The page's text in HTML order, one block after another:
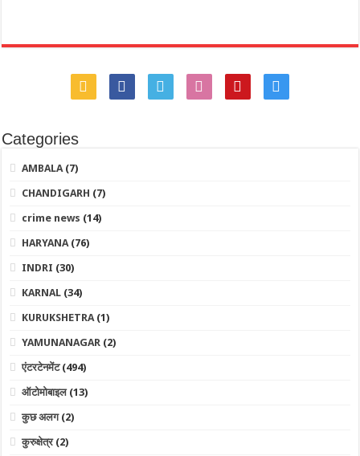
Categories
AMBALA (7)
CHANDIGARH (7)
crime news (14)
HARYANA (76)
INDRI (30)
KARNAL (34)
KURUKSHETRA (1)
YAMUNANAGAR (2)
एंटरटेनमेंट(494)
ऑटोमोबाइल(13)
कुछ अलग(2)
कुरुक्षेत्र(2)